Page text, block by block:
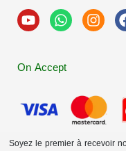
On Accept
Soyez le premier à recevoir